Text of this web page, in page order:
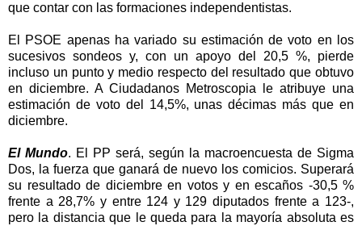
que contar con las formaciones independentistas.
El PSOE apenas ha variado su estimación de voto en los
sucesivos sondeos y, con un apoyo del 20,5 %, pierde
incluso un punto y medio respecto del resultado que obtuvo
en diciembre. A Ciudadanos Metroscopia le atribuye una
estimación de voto del 14,5%, unas décimas más que en
diciembre.
El Mundo. El PP será, según la macroencuesta de Sigma
Dos, la fuerza que ganará de nuevo los comicios. Superará
su resultado de diciembre en votos y en escaños -30,5 %
frente a 28,7% y entre 124 y 129 diputados frente a 123-,
pero la distancia que le queda para la mayoría absoluta es